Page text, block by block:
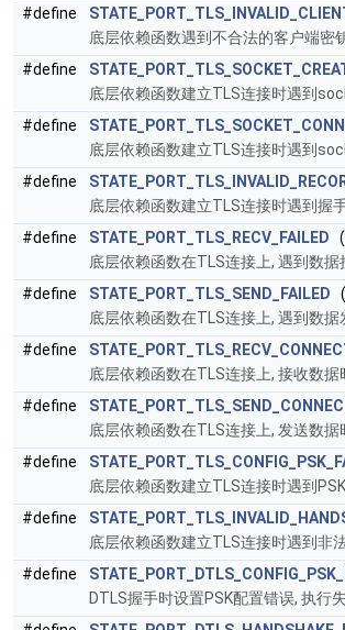
#define
底层依赖函数遇到不合法的客户端密
#define
底层依赖函数建立TLS连接时遇到
#define
底层依赖函数建立TLS连接时遇到
#define
底层依赖函数建立TLS连接时遇到握
#define
STATE_PORT_TLS_RECV_FAILED
底层依赖函数在TLS连接上, 遇到数据
#define
STATE_PORT_TLS_SEND_FAILED
底层依赖函数在TLS连接上, 遇到数据
#define
底层依赖函数在TLS连接上, 接收数
#define
底层依赖函数在TLS连接上, 发送数
#define
底层依赖函数建立TLS连接时遇到
#define
底层依赖函数建立TLS连接时遇到非
#define
DTLS握手时设置PSK配置错误, 执行